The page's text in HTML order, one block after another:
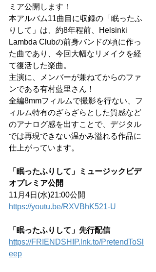
ミア公開します！
本アルバム11曲目に収録の「眠ったふ
りして」は、約8年程前、Helsinki
Lambda Clubの前身バンドの頃に作っ
た曲であり、今回大幅なリメイクを経
て復活した楽曲。
主演に、メンバーが兼ねてからのファ
ンである有村藍里さん！
全編8mmフィルムで撮影を行ない、フ
ィルム特有のざらざらとした質感など
のアナログ感を出すことで、デジタル
では再現できない温かみ溢れる作品に
仕上がっています。
「眠ったふりして」ミュージックビデ
オプレミア公開
11月4日(水)21:00公開
https://youtu.be/RXVBhK521-U
「眠ったふりして」先行配信
https://FRIENDSHIP.lnk.to/PretendToSl
eep